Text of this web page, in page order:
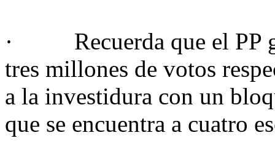
· Recuerda que el PP
tres millones de votos
a la investidura con un
que se encuentra a cuatro